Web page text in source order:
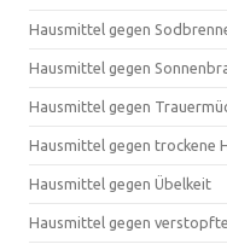
Hausmittel gegen
Hausmittel gegen
Hausmittel gegen
Hausmittel gegen trockene
Hausmittel gegen Übelkeit
Hausmittel gegen